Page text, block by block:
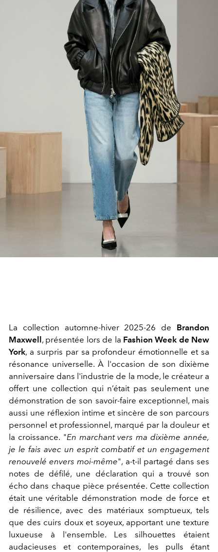
La collection automne-hiver 2025-26 de Brandon
Maxwell , présentée lors de la Fashion Week de New
York, a surpris par sa profondeur émotionnelle et sa
résonance universelle. À l'occasion de son dixième
anniversaire dans l'industrie de la mode, le créateur a
offert une collection qui n’était pas seulement une
démonstration de son savoir-faire exceptionnel, mais
aussi une réflexion intime et sincère de son parcours
personnel et professionnel, marqué par la douleur et
la croissance. "En marchant vers ma dixième année,
je le fais avec un esprit combatif et un engagement
renouvelé envers moi-même", a-t-il partagé dans ses
notes de défilé, une déclaration qui a trouvé son
écho dans chaque pièce présentée. Cette collection
était une véritable démonstration mode de force et
de résilience, avec des matériaux somptueux, tels
que des cuirs doux et soyeux, apportant une texture
luxueuse à l'ensemble. Les silhouettes étaient
audacieuses et contemporaines, les pulls étant